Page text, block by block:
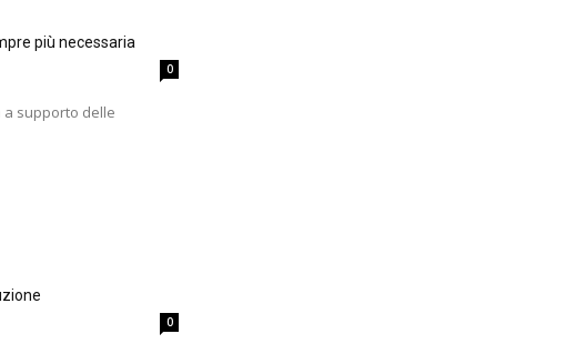
più necessaria
0
a supporto delle
0